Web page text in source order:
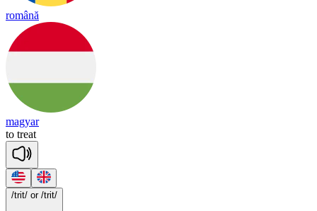
română
magyar
to treat
/trit/ or /trit/